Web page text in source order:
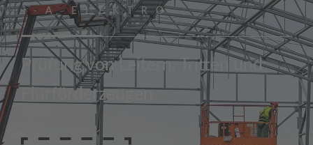
i-A ELEKTRO
Prüfung von Leitern, Tritten und
Flurförderzeugen